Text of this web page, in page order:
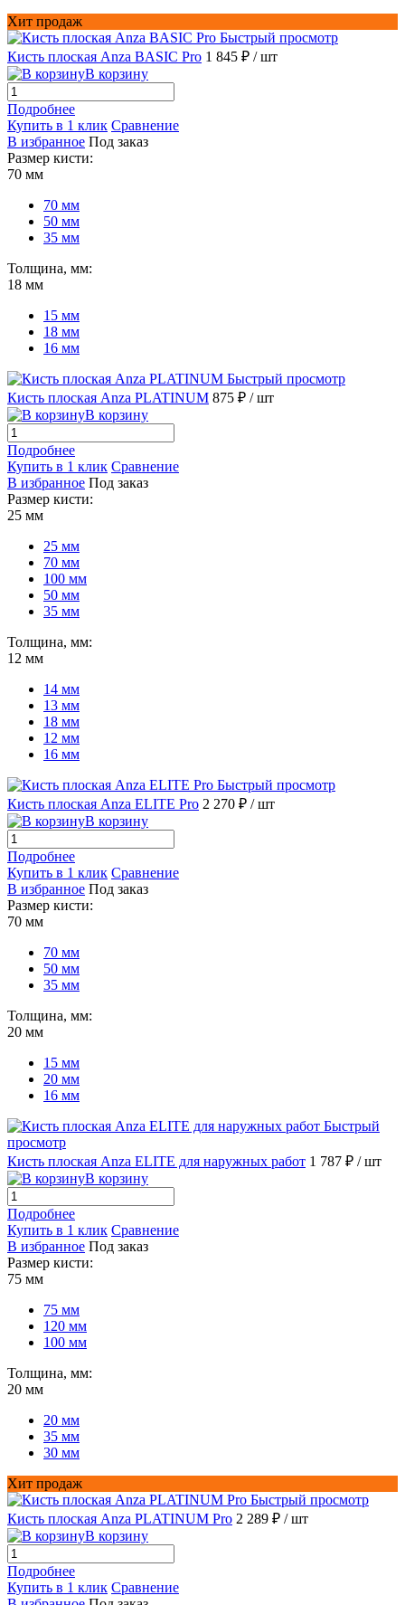
Хит продаж
Быстрый просмотр
Кисть плоская Anza BASIC Pro 1 845 ₽ / шт
В корзину
Подробнее
Купить в 1 клик Сравнение
В избранное Под заказ
Размер кисти:
70 мм
70 мм
50 мм
35 мм
Толщина, мм:
18 мм
15 мм
18 мм
16 мм
Быстрый просмотр
Кисть плоская Anza PLATINUM 875 ₽ / шт
В корзину
Подробнее
Купить в 1 клик Сравнение
В избранное Под заказ
Размер кисти:
25 мм
25 мм
70 мм
100 мм
50 мм
35 мм
Толщина, мм:
12 мм
14 мм
13 мм
18 мм
12 мм
16 мм
Быстрый просмотр
Кисть плоская Anza ELITE Pro 2 270 ₽ / шт
В корзину
Подробнее
Купить в 1 клик Сравнение
В избранное Под заказ
Размер кисти:
70 мм
70 мм
50 мм
35 мм
Толщина, мм:
20 мм
15 мм
20 мм
16 мм
Быстрый
просмотр
Кисть плоская Anza ELITE для наружных работ 1 787 ₽ / шт
В корзину
Подробнее
Купить в 1 клик Сравнение
В избранное Под заказ
Размер кисти:
75 мм
75 мм
120 мм
100 мм
Толщина, мм:
20 мм
20 мм
35 мм
30 мм
Хит продаж
Быстрый просмотр
Кисть плоская Anza PLATINUM Pro 2 289 ₽ / шт
В корзину
Подробнее
Купить в 1 клик Сравнение